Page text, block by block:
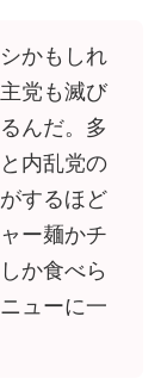
かもしれ
党も滅び
んだ。多
内乱党の
するほど
ー麺かチ
か食べら
ューに一